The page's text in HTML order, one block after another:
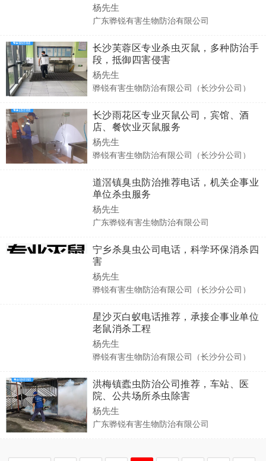
杨先生
广东骅锐有害生物防治有限公司
长沙芙蓉区专业杀虫灭鼠，多种防治手
段，抵御四害侵害
杨先生
骅锐有害生物防治有限公司（长沙分公司）
长沙雨花区专业灭鼠公司，宾馆、酒
店、餐饮业灭鼠服务
杨先生
骅锐有害生物防治有限公司（长沙分公司）
道滘镇臭虫防治推荐电话，机关企事业
单位杀虫服务
杨先生
广东骅锐有害生物防治有限公司
宁乡杀臭虫公司电话，科学环保消杀四
害
杨先生
骅锐有害生物防治有限公司（长沙分公司）
星沙灭白蚁电话推荐，承接企事业单位
老鼠消杀工程
杨先生
骅锐有害生物防治有限公司（长沙分公司）
洪梅镇蠹虫防治公司推荐，车站、医
院、公共场所杀虫除害
杨先生
广东骅锐有害生物防治有限公司